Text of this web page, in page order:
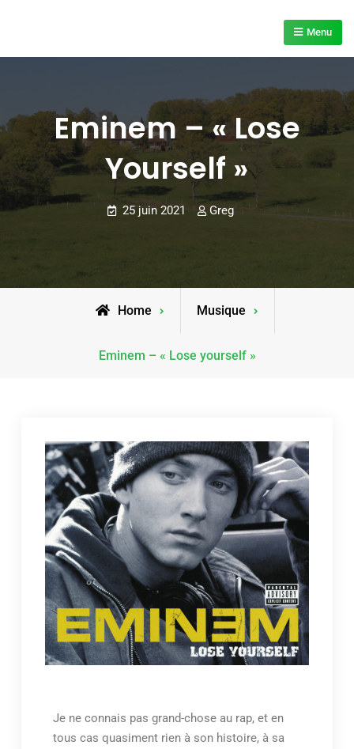
Menu
Eminem – « Lose
Yourself »
25 juin 2021 Greg
Home Musique
Eminem – « Lose yourself »
Je ne connais pas grand-chose au rap, et en
tous cas quasiment rien à son histoire, à sa